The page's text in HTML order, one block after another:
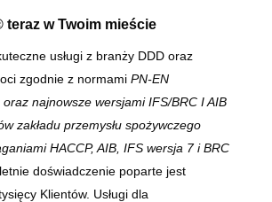
teraz w Twoim mieście
usługi z branży DDD oraz
zgodnie z normami PN-EN
najnowsze wersjami IFS/BRC I AIB
zakładu przemysłu spożywczego
HACCP, AIB, IFS wersja 7 i BRC
doświadczenie poparte jest
Klientów. Usługi dla